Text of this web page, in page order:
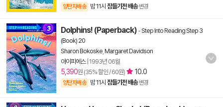
양탄자배송 밤 11시 잠들기전 배송 변경
Dolphins! (Paperback) -Step Into Reading Step 3
(Book) 20
Sharon Bokoske Margaret Davidson
아이피에스| 1993년 06월
5,390원 (35% 할인 / 60원) 10.0
양탄자배송 밤 11시 잠들기전 배송 변경